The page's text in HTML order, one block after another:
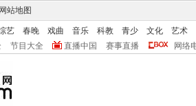
网站地图
艺 春晚 戏曲 音乐 科教 青少 文化
艺术
节目大全 直播中国 赛事直播 网络